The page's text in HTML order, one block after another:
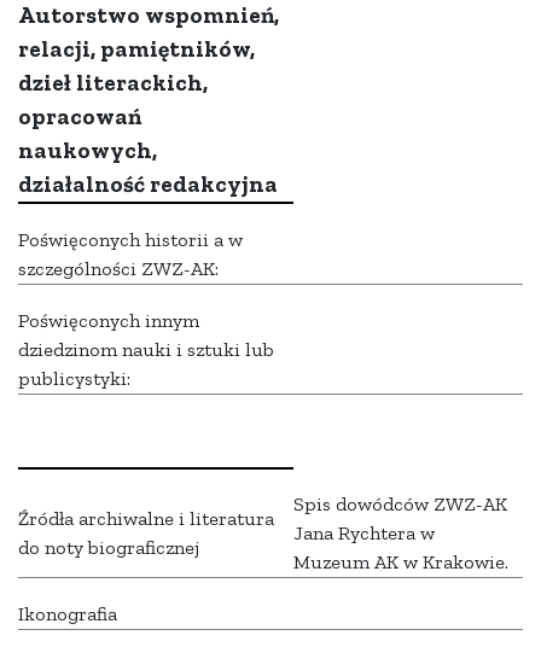
Autorstwo wspomnień,
relacji, pamiętników,
dzieł literackich,
opracowań
naukowych,
działalność redakcyjna
Poświęconych historii a w
szczególności ZWZ-AK:
Poświęconych innym
dziedzinom nauki i sztuki lub
publicystyki:
Źródła archiwalne i literatura
do noty biograficznej
Spis dowódców ZWZ-AK
Jana Rychtera w
Muzeum AK w Krakowie.
Ikonografia